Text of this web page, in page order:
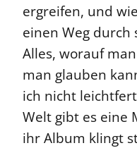
ergreifen, und
einen Weg
Alles, worauf
man glauben
ich nicht
Welt gibt es eine
ihr Album klingt